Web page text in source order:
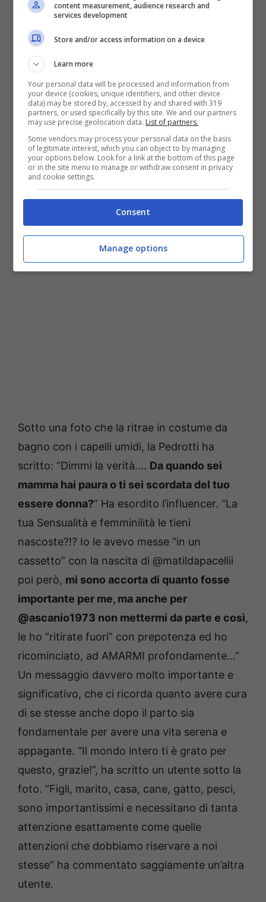
Fonte: Instagram
Sotto una foto che la ritrae in costume da
bagno con i capelli umidi, la Pedrotti ha
scritto: “Dimmi la verità…. Da quando sei
mamma hai paura o ti sei scordata del tuo
essere donna?” Ha esordito l’influencer. “La
tua Sensualità e femminilità le tieni
nascoste?!? Io le avevo messe “in un
cassetto” con la nascita di @matildapacellii
poi però, mi sono accorta di quanto fosse
importante per me, ma anche per
@ascanio1973 non mettermi da parte e così,
le ho “ritirate fuori” con prepotenza ed ho
ricominciato, ad AMARMI profondamente…”
Un messaggio davvero molto importante e
significativo, che ci ricorda quanto avere cura
di se stesse anche dopo il parto sia
fondamentale per avere una vita serena e
appagante. “Il mondo intero ti è grato per
questo, grazie!”, ha scritto un utente sotto la
foto. “Figli, marito, casa, cane, gatto, pesci,
sono importantissimi e necessitano di tanta
attenzione esattamente come quelle
attenzioni che dobbiamo riservare a noi
stesse” ha commentato saggiamente un’altra
utente.
content measurement, audience research and
services development
Store and/or access information on a device
Learn more
Your personal data will be processed and information from
your device (cookies, unique identifiers, and other device
data) may be stored by, accessed by and shared with 319
partners, or used specifically by this site. We and our partners
may use precise geolocation data. List of partners.
Some vendors may process your personal data on the basis
of legitimate interest, which you can object to by managing
your options below. Look for a link at the bottom of this page
or in the site menu to manage or withdraw consent in privacy
and cookie settings.
Consent
Manage options